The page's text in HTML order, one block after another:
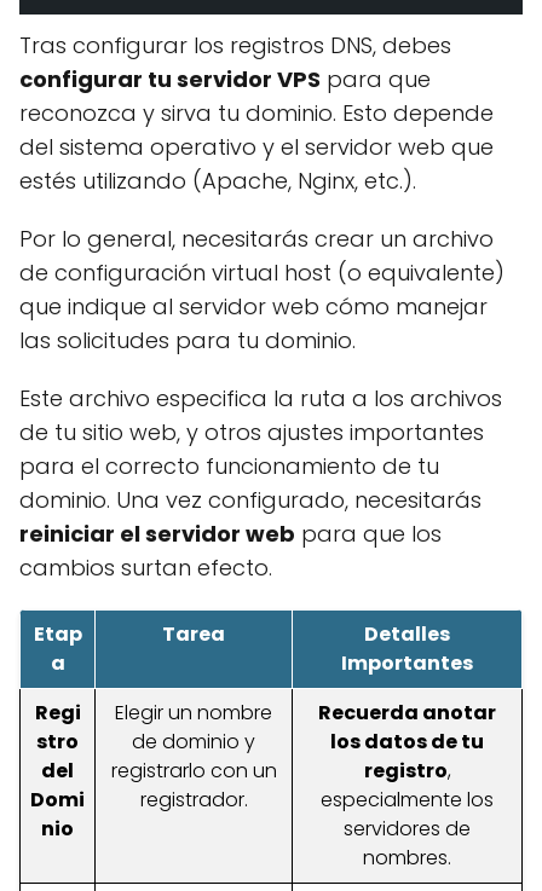
Tras configurar los registros DNS, debes
configurar tu servidor VPS para que
reconozca y sirva tu dominio. Esto depende
del sistema operativo y el servidor web que
estés utilizando (Apache, Nginx, etc.).
Por lo general, necesitarás crear un archivo
de configuración virtual host (o equivalente)
que indique al servidor web cómo manejar
las solicitudes para tu dominio.
Este archivo especifica la ruta a los archivos
de tu sitio web, y otros ajustes importantes
para el correcto funcionamiento de tu
dominio. Una vez configurado, necesitarás
reiniciar el servidor web para que los
cambios surtan efecto.
Etap
a
Tarea
Detalles
Importantes
Regi
stro
del
Domi
nio
Elegir un nombre
de dominio y
registrarlo con un
registrador.
Recuerda anotar
los datos de tu
registro,
especialmente los
servidores de
nombres.